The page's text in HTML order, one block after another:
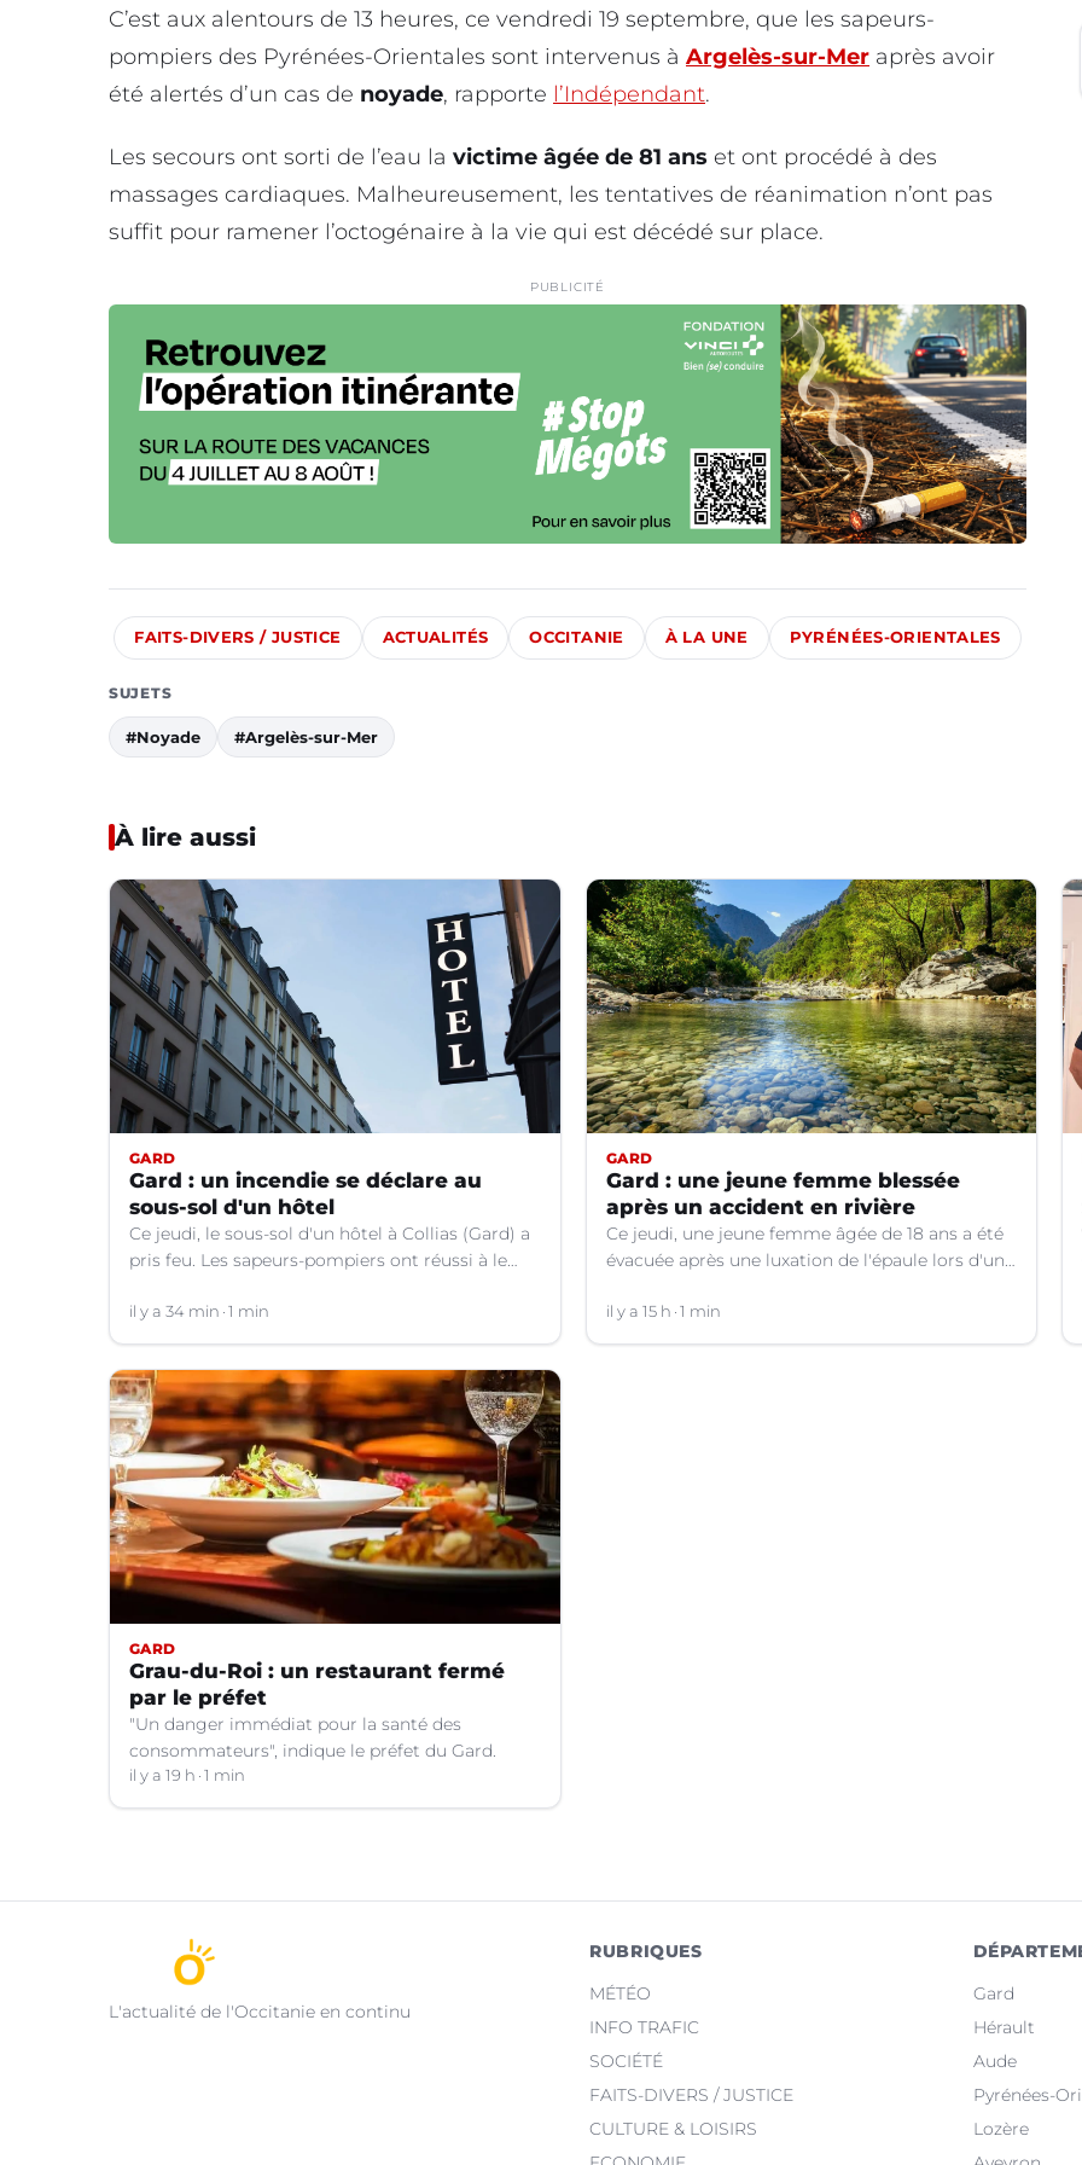
C’est aux alentours de 13 heures, ce vendredi 19 septembre, que les sapeurs-
pompiers des Pyrénées-Orientales sont intervenus à Argelès-sur-Mer après avoir
été alertés d’un cas de noyade, rapporte l’Indépendant.
Les secours ont sorti de l’eau la victime âgée de 81 ans et ont procédé à des
massages cardiaques. Malheureusement, les tentatives de réanimation n’ont pas
suffit pour ramener l’octogénaire à la vie qui est décédé sur place.
PUBLICITÉ
FAITS-DIVERS / JUSTICE ACTUALITÉS OCCITANIE À LA UNE PYRÉNÉES-ORIENTALES
SUJETS
#Noyade #Argelès-sur-Mer
À lire aussi
GARD
Gard : un incendie se déclare au
sous-sol d'un hôtel
Ce jeudi, le sous-sol d'un hôtel à Collias (Gard) a
pris feu. Les sapeurs-pompiers ont réussi à le
il y a 34 min 1 min
GARD
Gard : une jeune femme blessée
après un accident en rivière
Ce jeudi, une jeune femme âgée de 18 ans a été
évacuée après une luxation de l'épaule lors d'un
Valborgne (Gard).
il y a 15 h 1 min
GARD
Grau-du-Roi : un restaurant fermé
par le préfet
"Un danger immédiat pour la santé des
consommateurs", indique le préfet du Gard.
il y a 19 h 1 min
L'actualité de l'Occitanie en continu
RUBRIQUES
MÉTÉO
INFO TRAFIC
SOCIÉTÉ
FAITS-DIVERS / JUSTICE
CULTURE & LOISIRS
Gard
Hérault
Aude
Pyrénées-
Lozère